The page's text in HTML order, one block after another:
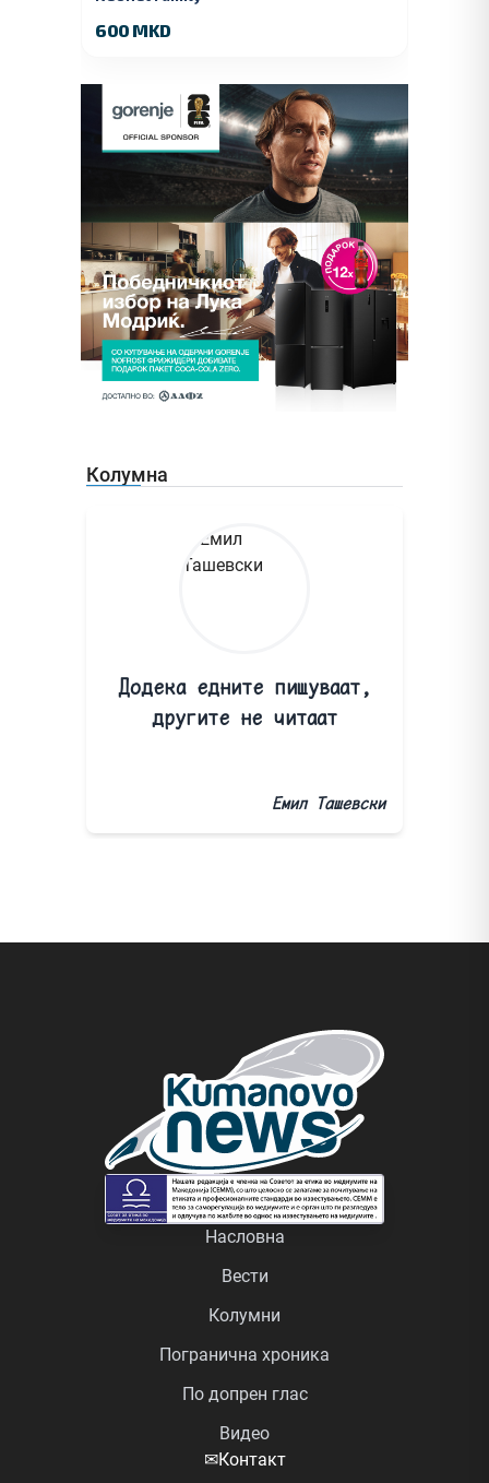
600 MKD
Колумна
Додека едните пишуваат,
другите не читаат
Емил Ташевски
Насловна
Вести
Колумни
Погранична хроника
По допрен глас
Видео
✉Контакт